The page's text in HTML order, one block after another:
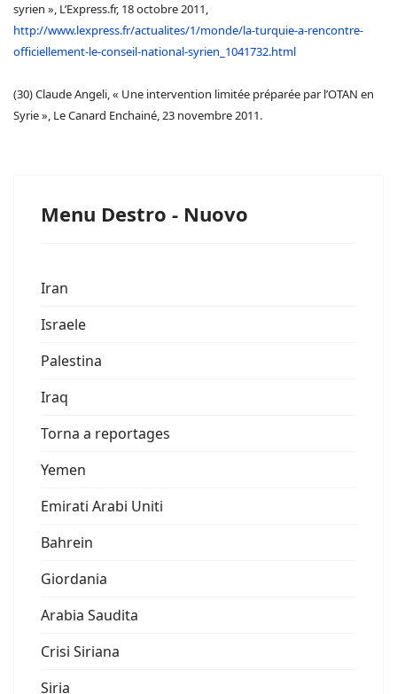
syrien », L’Express.fr, 18 octobre 2011,
http://www.lexpress.fr/actualites/1/monde/la-turquie-a-rencontre-
officiellement-le-conseil-national-syrien_1041732.html
(30) Claude Angeli, « Une intervention limitée préparée par l’OTAN en
Syrie », Le Canard Enchainé, 23 novembre 2011.
Menu Destro - Nuovo
Iran
Israele
Palestina
Iraq
Torna a reportages
Yemen
Emirati Arabi Uniti
Bahrein
Giordania
Arabia Saudita
Crisi Siriana
Siria